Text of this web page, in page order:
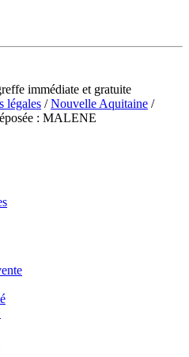
immédiate et gratuite
légales /Nouvelle Aquitaine /
: MALENE